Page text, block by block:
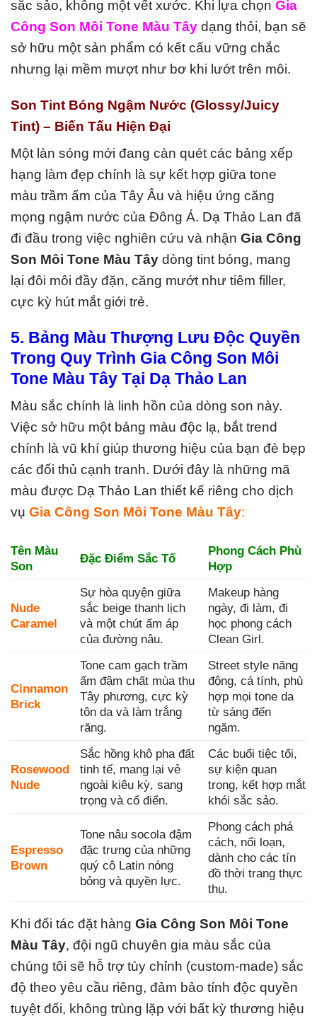
sắc sảo, không một vết xước. Khi lựa chọn Gia
Công Son Môi Tone Màu Tây dạng thỏi, bạn sẽ
sở hữu một sản phẩm có kết cấu vững chắc
nhưng lại mềm mượt như bơ khi lướt trên môi.
Son Tint Bóng Ngậm Nước (Glossy/Juicy
Tint) – Biến Tấu Hiện Đại
Một làn sóng mới đang càn quét các bảng xếp
hạng làm đẹp chính là sự kết hợp giữa tone
màu trầm ấm của Tây Âu và hiệu ứng căng
mọng ngậm nước của Đông Á. Dạ Thảo Lan đã
đi đầu trong việc nghiên cứu và nhận Gia Công
Son Môi Tone Màu Tây dòng tint bóng, mang
lại đôi môi đầy đặn, căng mướt như tiêm filler,
cực kỳ hút mắt giới trẻ.
5. Bảng Màu Thượng Lưu Độc Quyền
Trong Quy Trình Gia Công Son Môi
Tone Màu Tây Tại Dạ Thảo Lan
Màu sắc chính là linh hồn của dòng son này.
Việc sở hữu một bảng màu độc lạ, bắt trend
chính là vũ khí giúp thương hiệu của bạn đè bẹp
các đối thủ cạnh tranh. Dưới đây là những mã
màu được Dạ Thảo Lan thiết kế riêng cho dịch
vụ Gia Công Son Môi Tone Màu Tây:
Tên Màu
Son
Đặc Điểm Sắc Tố
Phong Cách Phù
Hợp
Nude
Caramel
Sự hòa quyện giữa
sắc beige thanh lịch
và một chút ấm áp
của đường nâu.
Makeup hàng
ngày, đi làm, đi
học phong cách
Clean Girl.
Cinnamon
Brick
Tone cam gạch trầm
ấm đậm chất mùa thu
Tây phương, cực kỳ
tôn da và làm trắng
răng.
Street style năng
động, cá tính, phù
hợp mọi tone da
từ sáng đến
ngăm.
Rosewood
Nude
Sắc hồng khô pha đất
tinh tế, mang lại vẻ
ngoài kiêu kỳ, sang
trọng và cổ điển.
Các buổi tiệc tối,
sự kiện quan
trọng, kết hợp mắt
khói sắc sảo.
Espresso
Brown
Tone nâu socola đậm
đặc trưng của những
quý cô Latin nóng
bỏng và quyền lực.
Phong cách phá
cách, nổi loạn,
dành cho các tín
đồ thời trang thực
thụ.
Khi đối tác đặt hàng Gia Công Son Môi Tone
Màu Tây, đội ngũ chuyên gia màu sắc của
chúng tôi sẽ hỗ trợ tùy chỉnh (custom-made) sắc
độ theo yêu cầu riêng, đảm bảo tính độc quyền
tuyệt đối, không trùng lặp với bất kỳ thương hiệu